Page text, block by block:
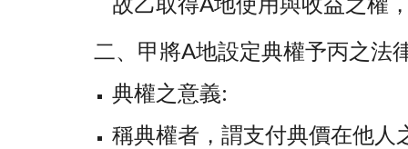
二、甲將A地設定典權予丙之法
典權之意義:
稱典權者，謂支付典價在他人